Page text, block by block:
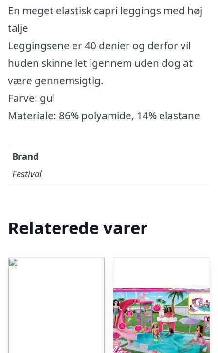
En meget elastisk capri leggings med høj
talje
Leggingsene er 40 denier og derfor vil
huden skinne let igennem uden dog at
være gennemsigtig.
Farve: gul
Materiale: 86% polyamide, 14% elastane
Brand
Festival
Relaterede varer